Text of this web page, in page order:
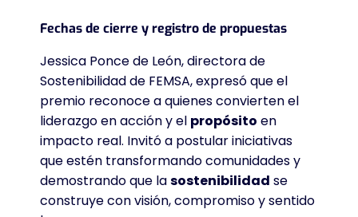
Fechas de cierre y registro de propuestas
Jessica Ponce de León, directora de
Sostenibilidad de FEMSA, expresó que el
premio reconoce a quienes convierten el
liderazgo en acción y el propósito en
impacto real. Invitó a postular iniciativas
que estén transformando comunidades y
demostrando que lasostenibilidad se
construye con visión, compromiso y sentido